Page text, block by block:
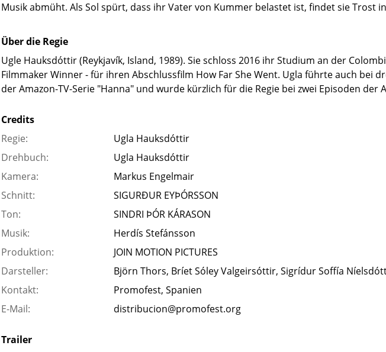
Musik abmüht. Als Sol spürt, dass ihr Vater von Kummer belastet ist, findet sie Trost
Über die Regie
Ugle Hauksdóttir (Reykjavík, Island, 1989). Sie schloss 2016 ihr Studium an der
Filmmaker Winner - für ihren Abschlussfilm How Far She Went. Ugla führte auch bei
der Amazon-TV-Serie "Hanna" und wurde kürzlich für die Regie bei zwei Episoden der
Credits
Regie:
Ugla Hauksdóttir
Drehbuch:
Ugla Hauksdóttir
Kamera:
Markus Engelmair
Schnitt:
SIGURÐUR EYÞÓRSSON
Ton:
SINDRI ÞÓR KÁRASON
Musik:
Herdís Stefánsson
Produktion:
JOIN MOTION PICTURES
Darsteller:
Björn Thors, Bríet Sóley Valgeirsóttir, Sigrídur Soffía
Kontakt:
Promofest, Spanien
E-Mail:
distribucion@promofest.org
Trailer